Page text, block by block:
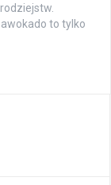
to tylko